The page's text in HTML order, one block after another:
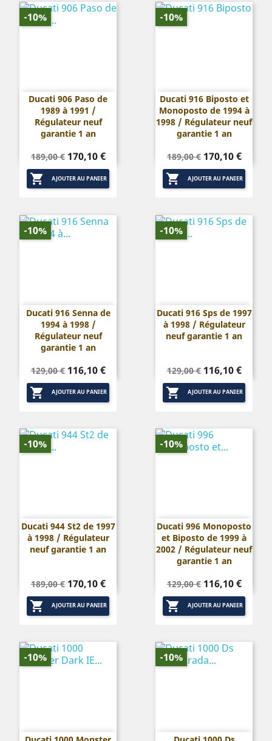
Ducati 906 Paso de
1989 à 1991 /
Régulateur neuf
garantie 1 an
Prix
de
base
189,00 € Prix
170,10 €
 AJOUTER AU PANIER
-10%
Ducati 916 Biposto et
Monoposto de 1994 à
1998 / Régulateur neuf
garantie 1 an
Prix
de
base
189,00 € Prix
170,10 €
 AJOUTER AU PANIER
-10%
Ducati 916 Senna de
1994 à 1998 /
Régulateur neuf
garantie 1 an
Prix
de
base
129,00 € Prix
116,10 €
 AJOUTER AU PANIER
-10%
Ducati 916 Sps de 1997
à 1998 / Régulateur
neuf garantie 1 an
Prix
de
base
129,00 € Prix
116,10 €
 AJOUTER AU PANIER
-10%
Ducati 944 St2 de 1997
à 1998 / Régulateur
neuf garantie 1 an
Prix
de
base
189,00 € Prix
170,10 €
 AJOUTER AU PANIER
-10%
Ducati 996 Monoposto
et Biposto de 1999 à
2002 / Régulateur neuf
garantie 1 an
Prix
de
base
129,00 € Prix
116,10 €
 AJOUTER AU PANIER
-10%
-10% -10%